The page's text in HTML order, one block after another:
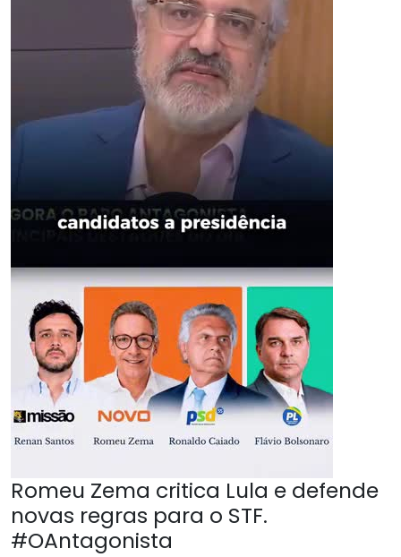
Romeu Zema critica Lula e defende
novas regras para o STF.
#OAntagonista